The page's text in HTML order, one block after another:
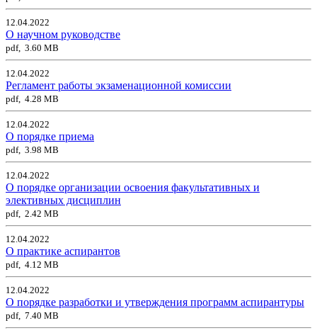
12.04.2022
О научном руководстве
pdf, 3.60 MB
12.04.2022
Регламент работы экзаменационной комиссии
pdf, 4.28 MB
12.04.2022
О порядке приема
pdf, 3.98 MB
12.04.2022
О порядке организации освоения факультативных и
элективных дисциплин
pdf, 2.42 MB
12.04.2022
О практике аспирантов
pdf, 4.12 MB
12.04.2022
О порядке разработки и утверждения программ аспирантуры
pdf, 7.40 MB